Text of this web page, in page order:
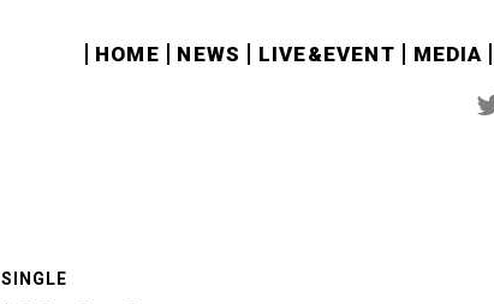
HOME NEWS LIVE&EVENT MEDIA
SINGLE